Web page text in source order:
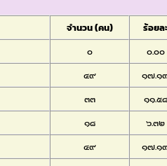
จำนวน (คน)
ร้อยล
๐
๐.๐๐
๔๙
๑๗.๑
๓๓
๑๑.๕๘
๑๘
๖.๓๒
๔๙
๑๗.๑